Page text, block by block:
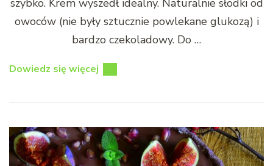
szybko. Krem wyszedł idealny. Naturalnie słodki od
owoców (nie były sztucznie powlekane glukozą) i
bardzo czekoladowy. Do …
Dowiedz się więcej